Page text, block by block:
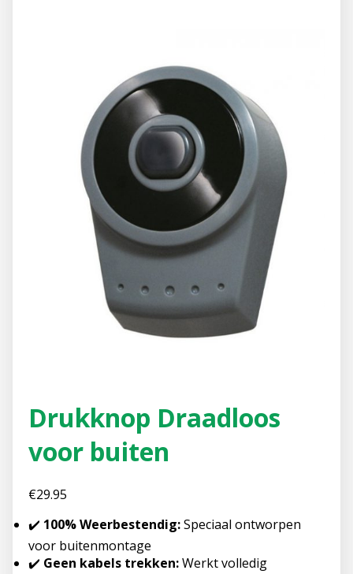
Drukknop Draadloos
voor buiten
€29.95
✔️ 100% Weerbestendig:Speciaal ontworpen
voor buitenmontage
✔️ Geen kabels trekken:Werkt volledig